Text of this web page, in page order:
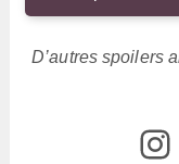
D’autres spoilers